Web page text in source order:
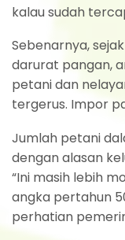
kalau sudah
Sebenarnya,
darurat pangan,
petani dan
tergerus. Impor
Jumlah petani
dengan alasan
“Ini masih lebih
angka pertahun
perhatian